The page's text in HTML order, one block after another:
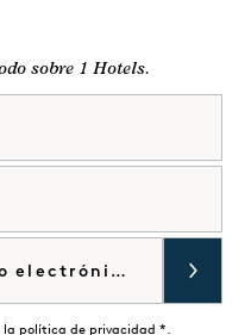
sobre 1 Hotels.
la política de privacidad *.